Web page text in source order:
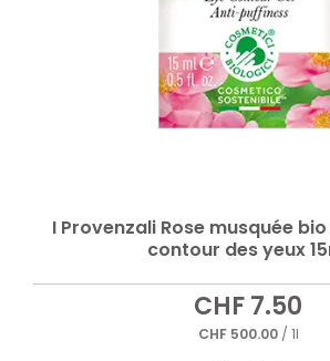
I Provenzali Rose musquée
contour des yeux
CHF7.50
CHF500.00/ 1l